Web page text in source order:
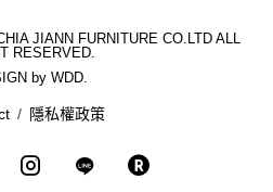
JIANN FURNITURE CO.LTD ALL
RESERVED.
by WDD.
隱私權政策